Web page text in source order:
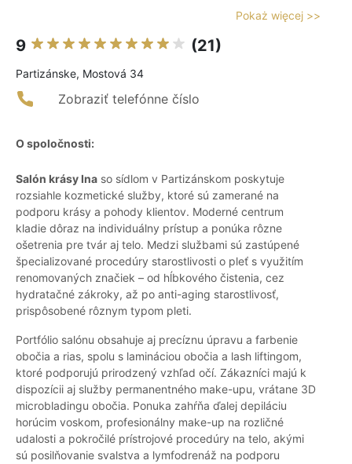
Pokaż więcej >>
9 (21)
Partizánske, Mostová 34
Zobraziť telefónne číslo
O spoločnosti:
Salón krásy Ina so sídlom v Partizánskom poskytuje
rozsiahle kozmetické služby, ktoré sú zamerané na
podporu krásy a pohody klientov. Moderné centrum
kladie dôraz na individuálny prístup a ponúka rôzne
ošetrenia pre tvár aj telo. Medzi službami sú zastúpené
špecializované procedúry starostlivosti o pleť s využitím
renomovaných značiek – od hĺbkového čistenia, cez
hydratačné zákroky, až po anti-aging starostlivosť,
prispôsobené rôznym typom pleti.
Portfólio salónu obsahuje aj precíznu úpravu a farbenie
obočia a rias, spolu s lamináciou obočia a lash liftingom,
ktoré podporujú prirodzený vzhľad očí. Zákazníci majú k
dispozícii aj služby permanentného make-upu, vrátane 3D
microbladingu obočia. Ponuka zahŕňa ďalej depiláciu
horúcim voskom, profesionálny make-up na rozličné
udalosti a pokročilé prístrojové procedúry na telo, akými
sú posilňovanie svalstva a lymfodrenáž na podporu